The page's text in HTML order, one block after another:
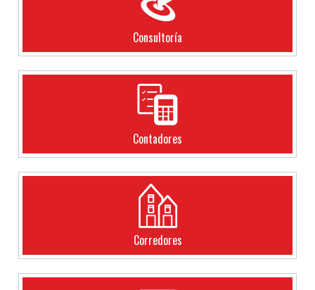
Consultoría
Contadores
Corredores